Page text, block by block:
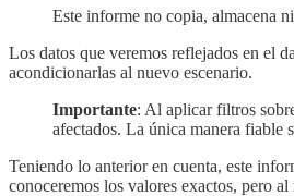
Este informe no copia, almacena
Los datos que veremos reflejados en el
acondicionarlas al nuevo escenario.
Importante: Al aplicar filtros
afectados. La única manera
Teniendo lo anterior en cuenta, este
conoceremos los valores exactos, pero